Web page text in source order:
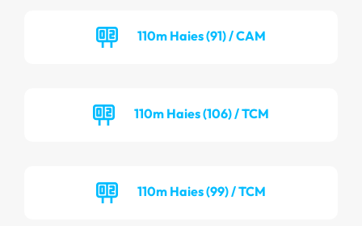
110m Haies (91) / CAM
110m Haies (106) / TCM
110m Haies (99) / TCM